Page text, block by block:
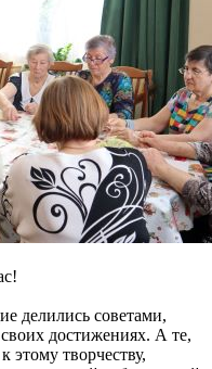
делились советами,
достижениях. А те,
этому творчеству,